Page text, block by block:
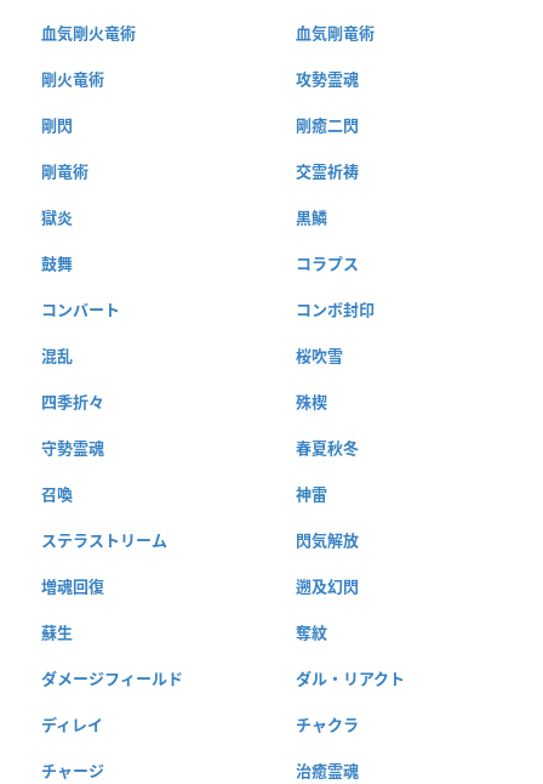
血気剛火竜術 血気剛竜術
剛火竜術 攻勢霊魂
剛閃 剛癒二閃
剛竜術 交霊祈祷
獄炎 黒鱗
鼓舞 コラプス
コンバート コンボ封印
混乱 桜吹雪
四季折々 殊楔
守勢霊魂 春夏秋冬
召喚 神雷
ステラストリーム 閃気解放
増魂回復 遡及幻閃
蘇生 奪紋
ダメージフィールド ダル・リアクト
ディレイ チャクラ
チャージ 治癒霊魂